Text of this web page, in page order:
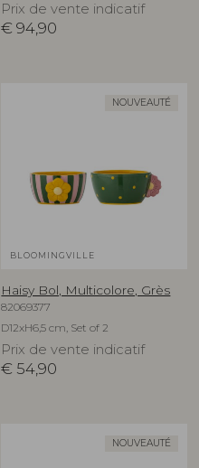
Prix de vente indicatif
€ 94,90
NOUVEAUTÉ
BLOOMINGVILLE
Haisy Bol, Multicolore, Grès
82069377
D12xH6,5 cm, Set of 2
Prix de vente indicatif
€ 54,90
NOUVEAUTÉ